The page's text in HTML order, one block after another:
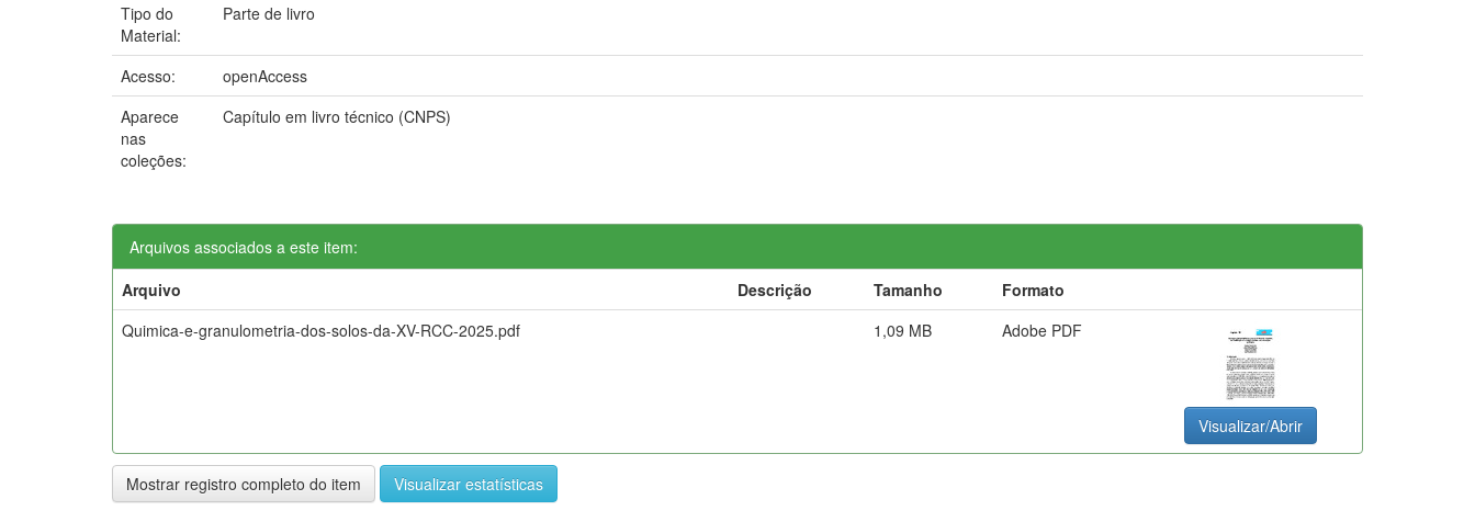
Tipo do
Material:
Parte de livro
Acesso:
openAccess
Aparece
nas
coleções:
Capítulo em livro técnico (CNPS)
Arquivos associados a este item:
Arquivo
Descrição Tamanho
Formato
Quimica-e-granulometria-dos-solos-da-XV-RCC-2025.pdf
1,09 MB Adobe PDF
Visualizar/Abrir
Mostrar registro completo do item Visualizar estatísticas